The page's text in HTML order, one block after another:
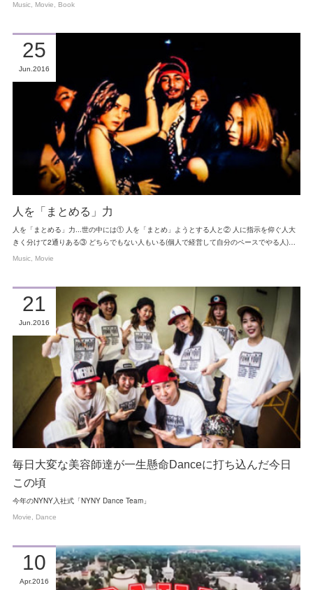
Music Movie Book
人を「まとめる」力
人を「まとめる」力...世の中には① 人を「まとめ」ようとする人と② 人に指示を仰ぐ人大
きく分けて2通りある③ どちらでもない人もいる(個人で経営して自分のペースでやる人)…
25
Jun 2016
Music Movie
毎日大変な美容師達が一生懸命Danceに打ち込んだ今日
この頃
今年のNYNY入社式「NYNY Dance Team」
21
Jun 2016
Movie Dance
10
Apr 2016